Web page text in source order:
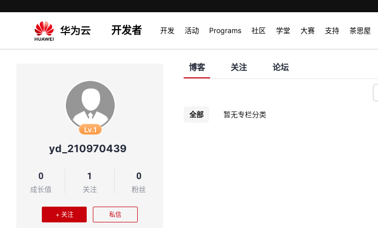
开发者 开发 活动 Programs 社区 学堂 大赛 支持 茶思屋
Lv.1
yd_210970439
0
成长值
1
关注
0
粉丝
+ 关注 私信
博客 关注 论坛
全部 暂无专栏分类